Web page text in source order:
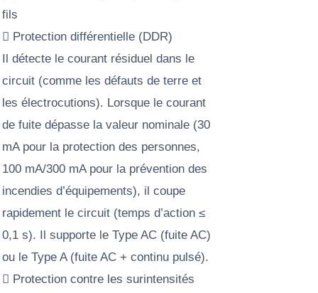
fils
 Protection différentielle (DDR)
Il détecte le courant résiduel dans le
circuit (comme les défauts de terre et
les électrocutions). Lorsque le courant
de fuite dépasse la valeur nominale (30
mA pour la protection des personnes,
100 mA/300 mA pour la prévention des
incendies d’équipements), il coupe
rapidement le circuit (temps d’action ≤
0,1 s). Il supporte le Type AC (fuite AC)
ou le Type A (fuite AC + continu pulsé).
 Protection contre les surintensités